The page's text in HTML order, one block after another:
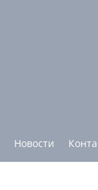
Новости